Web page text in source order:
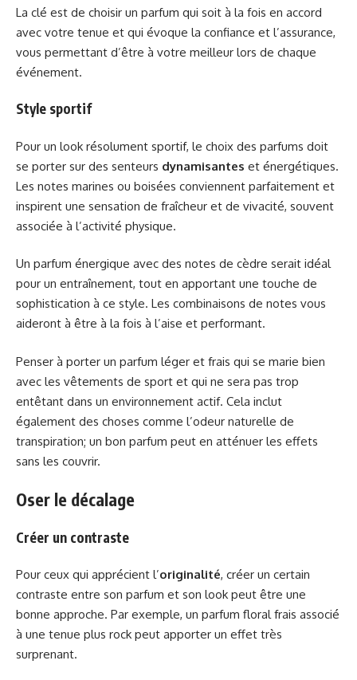
La clé est de choisir un parfum qui soit à la fois en accord
avec votre tenue et qui évoque la confiance et l’assurance,
vous permettant d’être à votre meilleur lors de chaque
événement.
Style sportif
Pour un look résolument sportif, le choix des parfums doit
se porter sur des senteurs dynamisantes et énergétiques.
Les notes marines ou boisées conviennent parfaitement et
inspirent une sensation de fraîcheur et de vivacité, souvent
associée à l’activité physique.
Un parfum énergique avec des notes de cèdre serait idéal
pour un entraînement, tout en apportant une touche de
sophistication à ce style. Les combinaisons de notes vous
aideront à être à la fois à l’aise et performant.
Penser à porter un parfum léger et frais qui se marie bien
avec les vêtements de sport et qui ne sera pas trop
entêtant dans un environnement actif. Cela inclut
également des choses comme l’odeur naturelle de
transpiration; un bon parfum peut en atténuer les effets
sans les couvrir.
Oser le décalage
Créer un contraste
Pour ceux qui apprécient l’originalité, créer un certain
contraste entre son parfum et son look peut être une
bonne approche. Par exemple, un parfum floral frais associé
à une tenue plus rock peut apporter un effet très
surprenant.